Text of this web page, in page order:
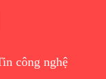
công nghệ